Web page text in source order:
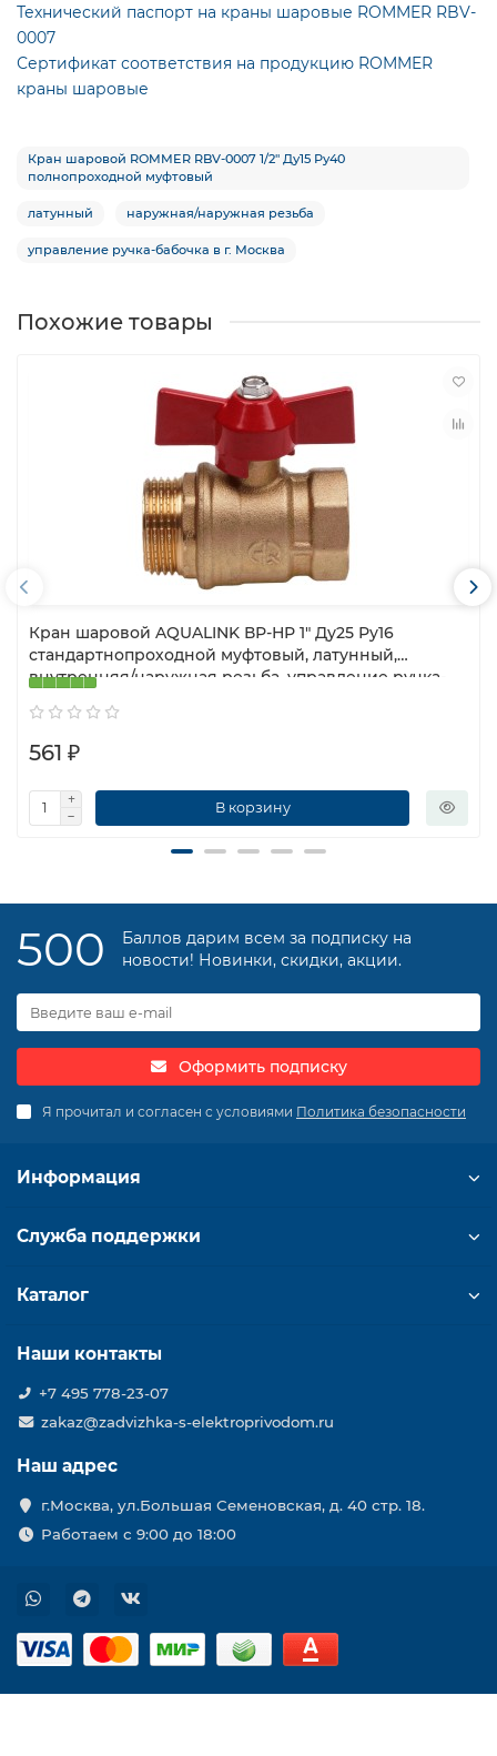
Технический паспорт на краны шаровые ROMMER RBV-
0007
Сертификат соответствия на продукцию ROMMER
краны шаровые
Кран шаровой ROMMER RBV-0007 1/2″ Ду15 Ру40
полнопроходной муфтовый
латунный наружная/наружная резьба
управление ручка-бабочка в г. Москва
Похожие товары
Кран шаровой AQUALINK ВР-НР 1″ Ду25 Ру16
стандартнопроходной муфтовый, латунный,
внутренняя/наружная резьба, управление ручка-
561 ₽
В корзину
500
Баллов дарим всем за подписку на
новости! Новинки, скидки, акции.
Оформить подписку
Я прочитал и согласен с условиями Политика безопасности
Информация
Служба поддержки
Каталог
Наши контакты
+7 495 778-23-07
zakaz@zadvizhka-s-elektroprivodom.ru
Наш адрес
г.Москва, ул.Большая Семеновская, д. 40 стр. 18.
Работаем с 9:00 до 18:00